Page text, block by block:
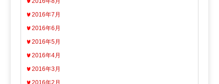
2016年7月
2016年6月
2016年5月
2016年4月
2016年3月
2016年2月